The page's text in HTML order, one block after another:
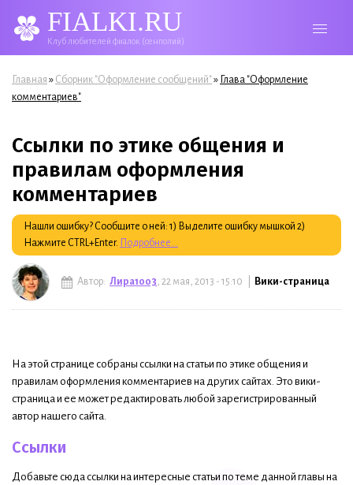
FIALKI.RU
Клуб любителей фиалок (сенполий)
Вы здесь
Главная » Сборник "Оформление сообщений"» Глава "Оформление
комментариев"
Ссылки по этике общения и
правилам оформления
комментариев
Нашли ошибку? Сообщите о ней: 1) Выделите ошибку мышкой 2)
Нажмите CTRL+Enter. Подробнее...
Автор: Лира1003, 22 мая, 2013 - 15:10 | Вики-страница
На этой странице собраны ссылки на статьи по этике общения и
правилам оформления комментариев на других сайтах. Это вики-
страница и ее может редактировать любой зарегистрированный
автор нашего сайта.
Ссылки
Добавьте сюда ссылки на интересные статьи по теме данной главы на